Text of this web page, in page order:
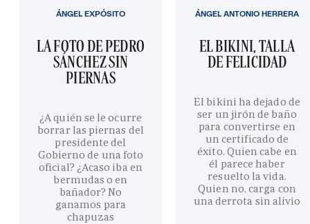
LA FOTO DE PEDRO
SÁNCHEZ SIN
PIERNAS
¿A quién se le ocurre
borrar las piernas del
presidente del
Gobierno de una foto
oficial? ¿Acaso iba en
bermudas o en
bañador? No
ganamos para
chapuzas
ÁNGEL EXPÓSITO
EL BIKINI, TALLA
DE FELICIDAD
El bikini ha dejado de
ser un jirón de baño
para convertirse en
un certificado de
éxito. Quien cabe en
él parece haber
resuelto la vida.
Quien no, carga con
una derrota sin alivio
ÁNGEL ANTONIO HERRERA